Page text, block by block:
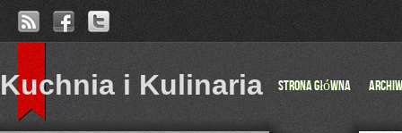
Kuchnia i Kulinaria Strona główna